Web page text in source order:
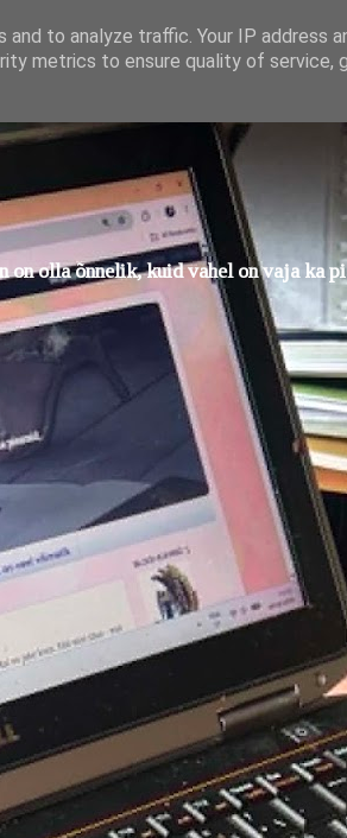
on olla õnnelik, kuid vahel on vaja ka
to analyze traffic. Your IP address
metrics to ensure quality of service,